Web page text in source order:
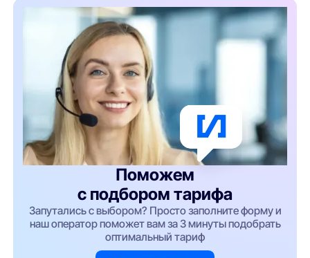
Поможем
с подбором тарифа
Запутались с выбором? Просто заполните форму и
наш оператор поможет вам за 3 минуты подобрать
оптимальный тариф